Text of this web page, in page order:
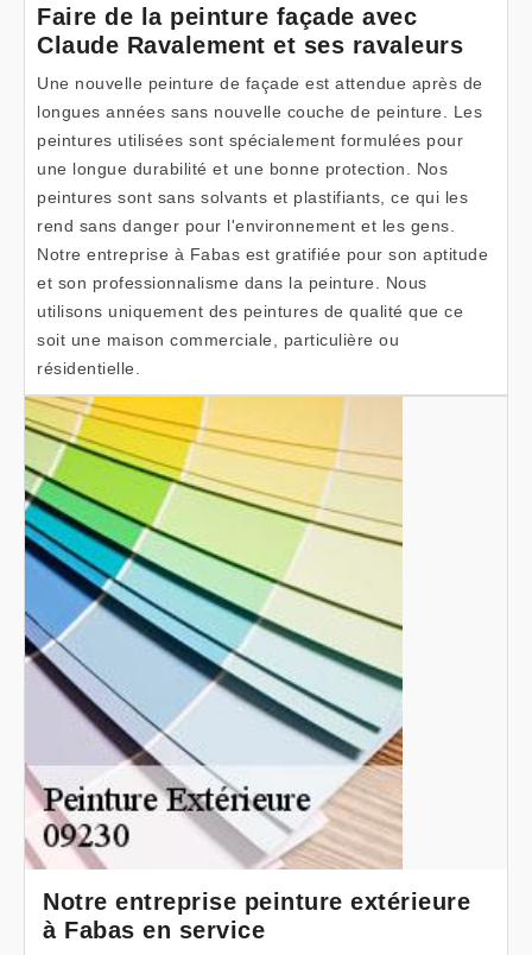
Faire de la peinture façade avec
Claude Ravalement et ses ravaleurs
Une nouvelle peinture de façade est attendue après de
longues années sans nouvelle couche de peinture. Les
peintures utilisées sont spécialement formulées pour
une longue durabilité et une bonne protection. Nos
peintures sont sans solvants et plastifiants, ce qui les
rend sans danger pour l'environnement et les gens.
Notre entreprise à Fabas est gratifiée pour son aptitude
et son professionnalisme dans la peinture. Nous
utilisons uniquement des peintures de qualité que ce
soit une maison commerciale, particulière ou
résidentielle.
Notre entreprise peinture extérieure
à Fabas en service